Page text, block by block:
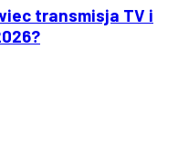
transmisja TV i